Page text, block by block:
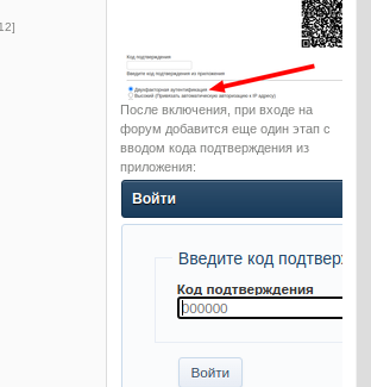
После включения, при входе на
форум добавится еще один этап с
вводом кода подтверждения из
приложения: